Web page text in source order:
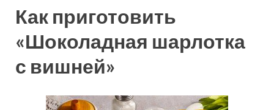
Как приготовить
«Шоколадная шарлотка
с вишней»